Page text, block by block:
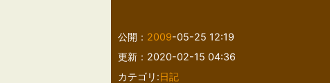
公開： 2009-05-25 12:19
更新：2020-02-15 04:36
カテゴリ:日記